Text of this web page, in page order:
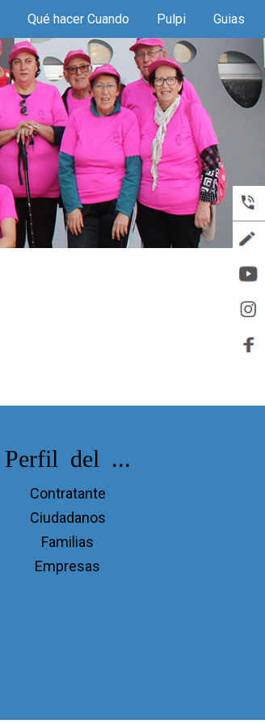
Qué hacer Cuando Pulpi Guias
Perfil del ...
Contratante
Ciudadanos
Familias
Empresas